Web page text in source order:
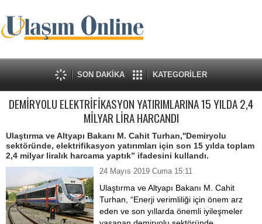
SON DAKİKA KATEGORİLER
DEMİRYOLU ELEKTRİFİKASYON YATIRIMLARINA 15 YILDA 2,4
MİLYAR LİRA HARCANDI
Ulaştırma ve Altyapı Bakanı M. Cahit Turhan,''Demiryolu
sektöründe, elektrifikasyon yatırımları için son 15 yılda toplam
2,4 milyar liralık harcama yaptık” ifadesini kullandı.
24 Mayıs 2019 Cuma 15:11
Ulaştırma ve Altyapı Bakanı M. Cahit
Turhan, “Enerji verimliliği için önem arz
eden ve son yıllarda önemli iyileşmeler